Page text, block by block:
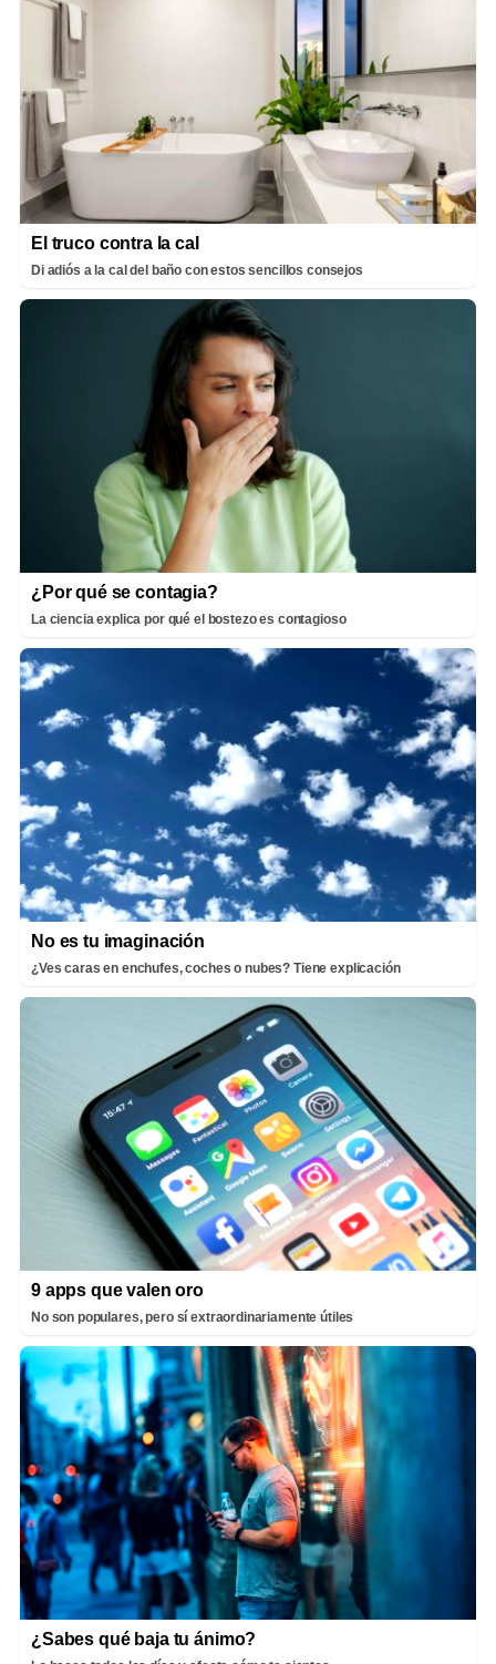
El truco contra la cal
Di adiós a la cal del baño con estos sencillos consejos
¿Por qué se contagia?
La ciencia explica por qué el bostezo es contagioso
No es tu imaginación
¿Ves caras en enchufes, coches o nubes? Tiene explicación
9 apps que valen oro
No son populares, pero sí extraordinariamente útiles
¿Sabes qué baja tu ánimo?